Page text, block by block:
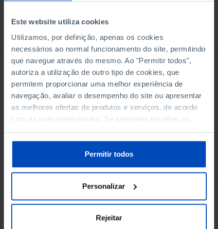
Este website utiliza cookies
Utilizamos, por definição, apenas os cookies
necessários ao normal funcionamento do site, permitindo
que navegue através do mesmo. Ao "Permitir todos",
autoriza a utilização de outro tipo de cookies, que
permitem proporcionar uma melhor experiência de
navegação, avaliar o desempenho do site ou apresentar
as melhores ofertas de produtos e serviços, de acordo
com as suas preferências. Se pretender escolher os
tipos de cookies, clique em "Personalizar". Saiba mais
sobre cookies através da gestão de preferências ou da
Política de Cookies.
Permitir todos
Personalizar
Rejeitar
À venda na Livraria
Promessas do Futebol